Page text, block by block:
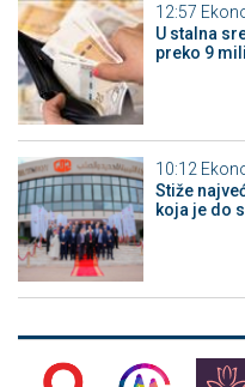
12:57
U stalna
preko 9
10:12
Stiže
koja je do